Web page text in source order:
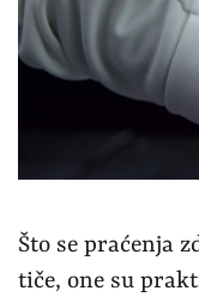
Što se praćenja
tiče, one su